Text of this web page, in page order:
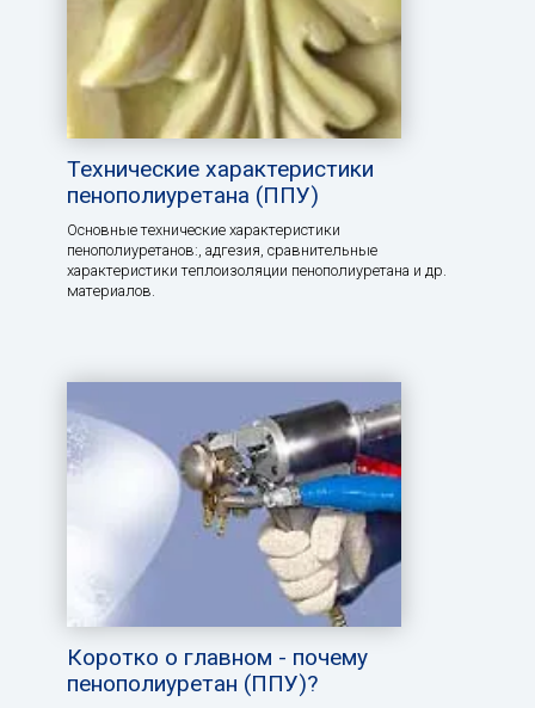
Технические характеристики
пенополиуретана (ППУ)
Основные технические характеристики
пенополиуретанов:, aдгезия, сравнительные
характеристики теплоизоляции пенополиуретана и др.
материалов.
Коротко о главном - почему
пенополиуретан (ППУ)?